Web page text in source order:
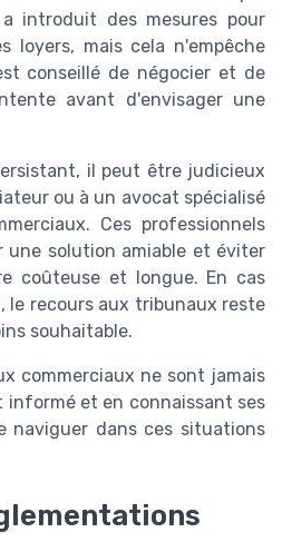
introduit des mesures pour
loyers, mais cela n'empêche
conseillé de négocier et de
avant d'envisager une
il peut être judicieux
ou à un avocat spécialisé
Ces professionnels
une solution amiable et éviter
coûteuse et longue. En cas
le recours aux tribunaux reste
souhaitable.
commerciaux ne sont jamais
informé et en connaissant ses
naviguer dans ces situations